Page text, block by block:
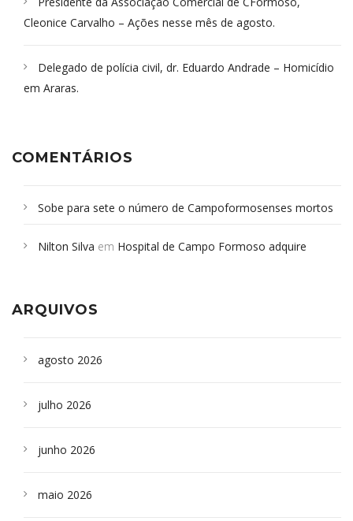
Cleonice Carvalho – Ações nesse mês de agosto.
Delegado de polícia civil, dr. Eduardo Andrade – Homicídio
em Araras.
COMENTÁRIOS
Sobe para sete o número de Campoformosenses mortos
Campoformosenses que morreram em desabamentos são
Nilton Silva em Hospital de Campo Formoso adquire
ARQUIVOS
agosto 2026
julho 2026
junho 2026
maio 2026